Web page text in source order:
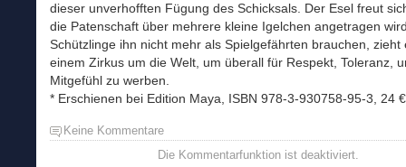
dieser unverhofften Fügung des Schicksals. Der Esel freut
die Patenschaft über mehrere kleine Igelchen angetragen
Schützlinge ihn nicht mehr als Spielgefährten brauchen, zieht
einem Zirkus um die Welt, um überall für Respekt, Toleranz,
Mitgefühl zu werben.
* Erschienen bei Edition Maya, ISBN 978-3-930758-95-3, 24 €
Keine Kommentare
Die Kommentarfunktion ist deaktiviert.